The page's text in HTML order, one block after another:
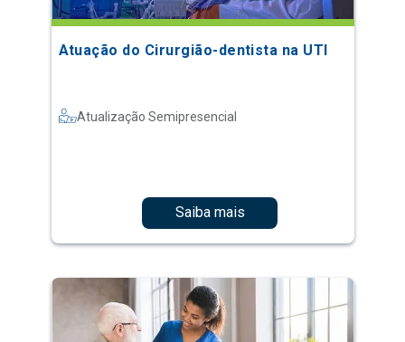
Atuação do Cirurgião-dentista na UTI
Atualização Semipresencial
Saiba mais